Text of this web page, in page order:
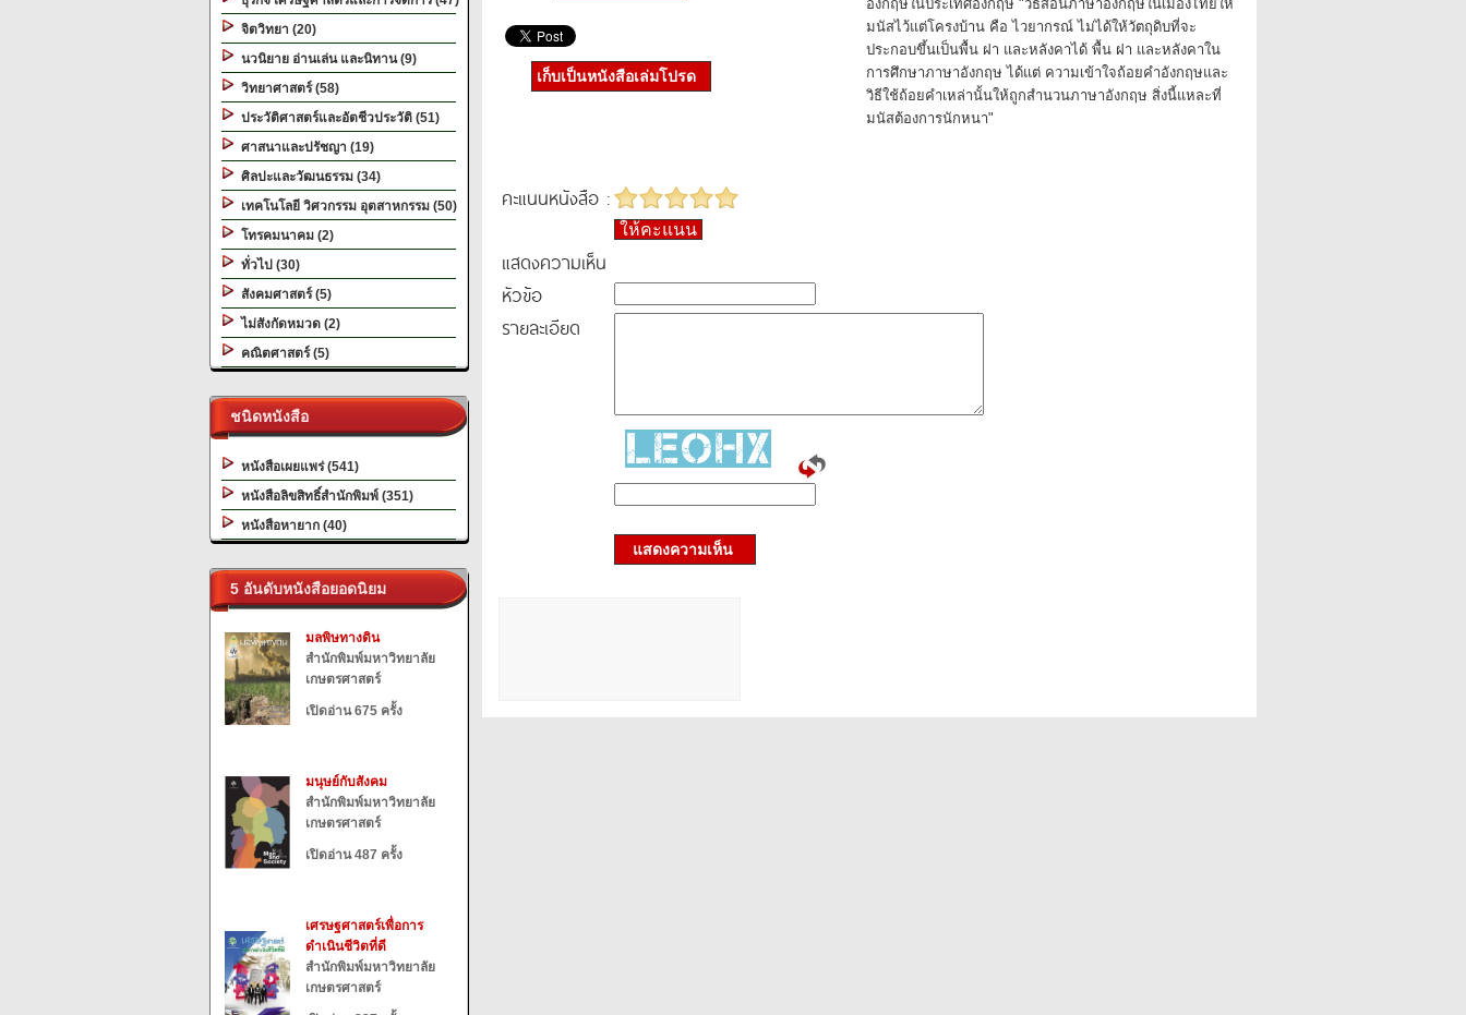
จิตวิทยา (20)
นวนิยาย อ่านเล่น และนิทาน (9)
วิทยาศาสตร์ (58)
ประวัติศาสตร์และอัตชีวประวัติ (51)
ศาสนาและปรัชญา (19)
ศิลปะและวัฒนธรรม (34)
เทคโนโลยี วิศวกรรม อุตสาหกรรม (50)
โทรคมนาคม (2)
ทั่วไป (30)
สังคมศาสตร์ (5)
ไม่สังกัดหมวด (2)
คณิตศาสตร์ (5)
ชนิดหนังสือ
หนังสือเผยแพร่ (541)
หนังสือลิขสิทธิ์สำนักพิมพ์ (351)
หนังสือหายาก (40)
5 อันดับหนังสือยอดนิยม
มลพิษทางดิน
สำนักพิมพ์มหาวิทยาลัย
เกษตรศาสตร์
เปิดอ่าน 675 ครั้ง
มนุษย์กับสังคม
สำนักพิมพ์มหาวิทยาลัย
เกษตรศาสตร์
เปิดอ่าน 487 ครั้ง
เศรษฐศาสตร์เพื่อการ
ดำเนินชีวิตที่ดี
สำนักพิมพ์มหาวิทยาลัย
เกษตรศาสตร์
อังกฤษในประเทศอังกฤษ "วิธีสอนภาษาอังกฤษในเมืองไทยให้
มนัสไว้แต่โครงบ้าน คือ ไวยากรณ์ ไม่ได้ให้วัตถุดิบที่จะ
ประกอบขึ้นเป็นพื้น ฝา และหลังคาได้ พื้น ฝา และหลังคาใน
การศึกษาภาษาอังกฤษ ได้แต่ ความเข้าใจถ้อยคำอังกฤษและ
วิธีใช้ถ้อยคำเหล่านั้นให้ถูกสำนวนภาษาอังกฤษ สิ่งนี้แหละที่
มนัสต้องการนักหนา"
เก็บเป็นหนังสือเล่มโปรด
คะแนนหนังสือ :
ให้คะแนน
แสดงความเห็น
หัวข้อ
รายละเอียด
แสดงความเห็น